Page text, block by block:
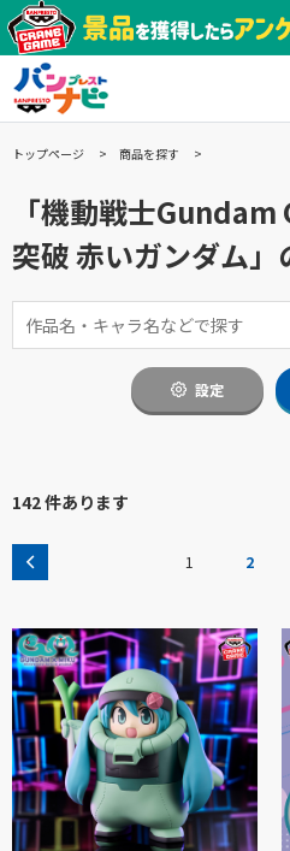
トップページ 商品を探す
「機動戦士
突破 赤いガンダム
設定
142 件あります
1 2